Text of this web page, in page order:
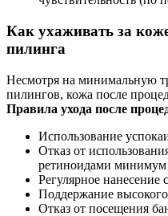
Как ухаживать за
пилинга
Несмотря на минимальную
пилингов, кожа после
Правила ухода после
Использование
Отказ от
ретиноидами минимум
Регулярное нанесение
Поддержание
Отказ от посещения